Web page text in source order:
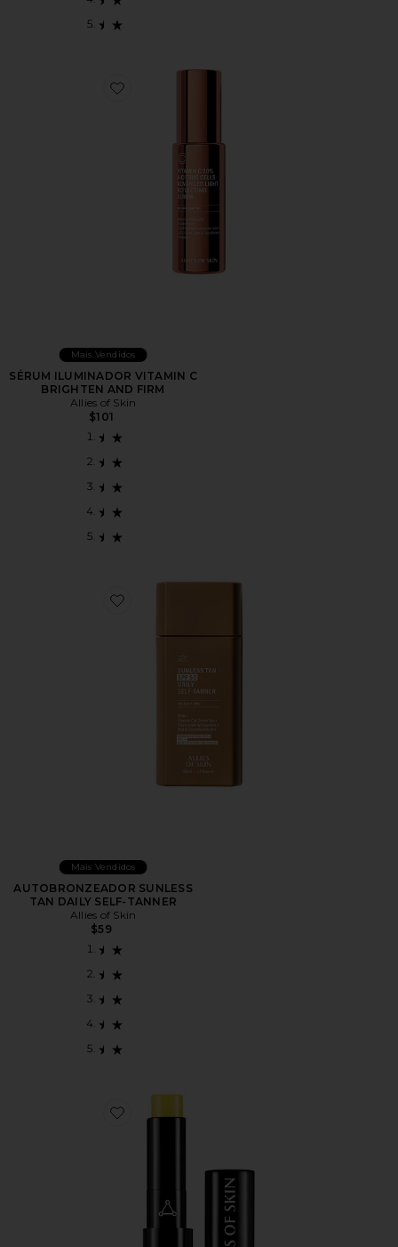
Favorite SÉRUM ILUMINADOR VITAMIN C BRIGHTEN
Mais Vendidos
SÉRUM ILUMINADOR VITAMIN C
BRIGHTEN AND FIRM
Allies of Skin
$101
Favorite AUTOBRONZEADOR SUNLESS TAN DAILY
Mais Vendidos
AUTOBRONZEADOR SUNLESS
TAN DAILY SELF-TANNER
Allies of Skin
$59
Favorite Peptide & Ceramide Repair Lip Balm